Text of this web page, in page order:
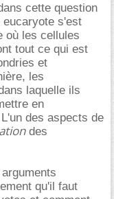
cette question
s'est
où les cellules
tout ce qui est
et
les
laquelle ils
en
des aspects de
des
qu'il faut